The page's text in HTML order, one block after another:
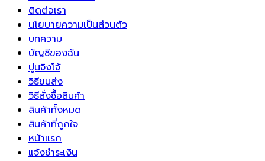
ติดต่อเรา
นโยบายความเป็นส่วนตัว
บทความ
บัญชีของฉัน
ปูนจิงโจ้
วิธีขนส่ง
วิธีสั่งซื้อสินค้า
สินค้าทั้งหมด
สินค้าที่ถูกใจ
หน้าแรก
แจ้งชำระเงิน